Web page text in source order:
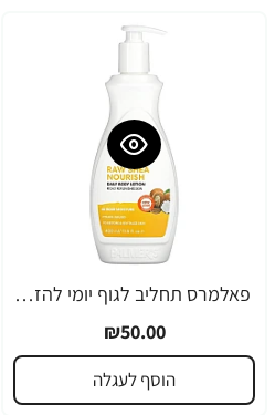
פאלמרס תחליב לגוף יומי להזנה ולריכוך עם חמאת שיאה ויטמין E נפח 400 מ"ל - Palmer's
₪50.00
הוסף לעגלה